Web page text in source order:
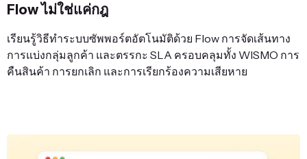
Flow ไม่ใช่แค่กฎ
เรียนรู้วิธีทำระบบซัพพอร์ตอัตโนมัติด้วย Flow การจัดเส้นทาง
การแบ่งกลุ่มลูกค้า และตรรกะ SLA ครอบคลุมทั้ง WISMO การ
คืนสินค้า การยกเลิก และการเรียกร้องความเสียหาย